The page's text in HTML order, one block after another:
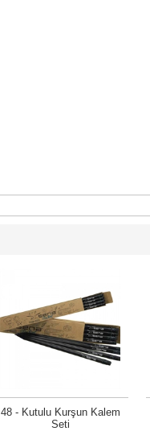
48 - Kutulu Kurşun Kalem
Seti